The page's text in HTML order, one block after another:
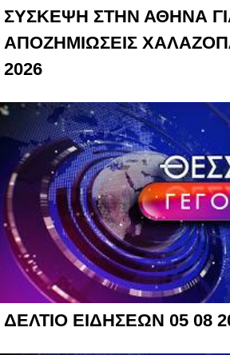
ΣΥΣΚΕΨΗ ΣΤΗΝ ΑΘΗΝΑ
ΑΠΟΖΗΜΙΩΣΕΙΣ
2026
ΔΕΛΤΙΟ ΕΙΔΗΣΕΩΝ 05 08